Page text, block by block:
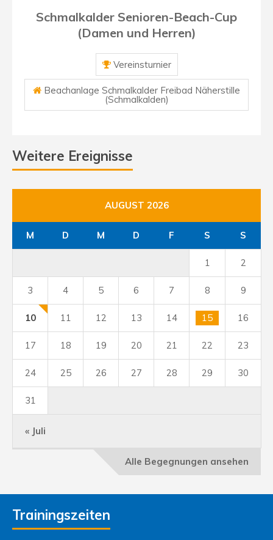
Schmalkalder Senioren-Beach-Cup
(Damen und Herren)
Vereinsturnier
Beachanlage Schmalkalder Freibad Näherstille
(Schmalkalden)
Weitere Ereignisse
AUGUST 2026
M D M D F S S
« Juli
1 2
3 4 5 6 7 8 9
10 11 12 13 14 15 16
17 18 19 20 21 22 23
24 25 26 27 28 29 30
31
Alle Begegnungen ansehen
Trainingszeiten